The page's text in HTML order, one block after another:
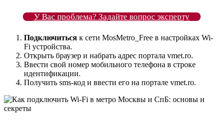
У Вас проблема? Задайте вопрос эксперту
Подключиться к сети MosMetro_Free в настройках Wi-
Fi устройства.
Открыть браузер и набрать адрес портала vmet.ro.
Ввести свой номер мобильного телефона в строке
идентификации.
Получить sms-код и ввести его на портале vmet.ro.